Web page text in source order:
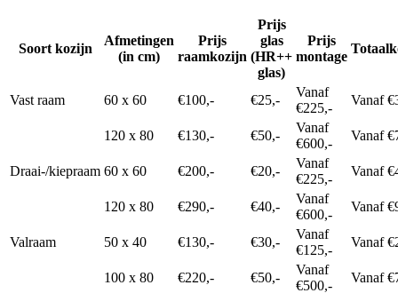
Soort kozijn
Afmetingen
(in cm)
Prijs
raamkozijn
Prijs
glas
(HR++
glas)
Prijs
montage
Vast raam 60 x 60 €100,- €25,-
Vanaf
€225,-
Vanaf
120 x 80 €130,- €50,-
Vanaf
€600,-
Vanaf
Draai-/kiepraam 60 x 60 €200,- €20,-
Vanaf
€225,-
Vanaf
120 x 80 €290,- €40,-
Vanaf
€600,-
Vanaf
Valraam 50 x 40 €130,- €30,-
Vanaf
€125,-
Vanaf
100 x 80 €220,- €50,-
Vanaf
€500,-
Vanaf